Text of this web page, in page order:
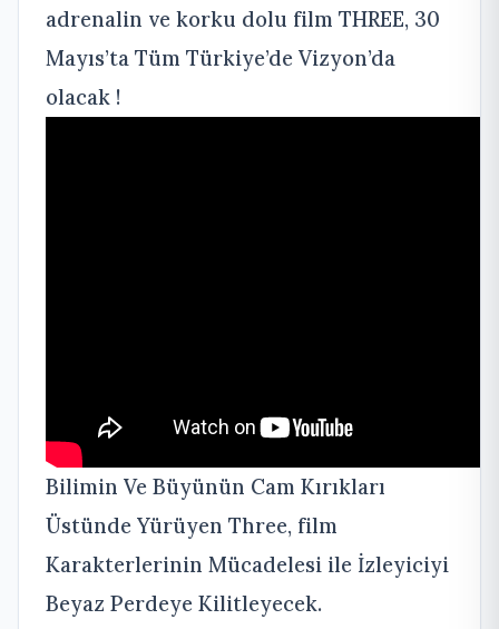
adrenalin ve korku dolu film THREE, 30
Mayıs’ta Tüm Türkiye’de Vizyon’da
olacak !
Bilimin Ve Büyünün Cam Kırıkları
Üstünde Yürüyen Three, film
Karakterlerinin Mücadelesi ile İzleyiciyi
Beyaz Perdeye Kilitleyecek.